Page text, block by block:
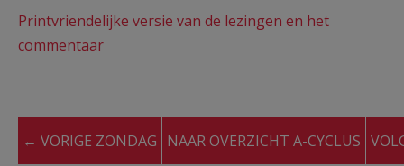
Printvriendelijke versie van de lezingen en het
commentaar
← VORIGE ZONDAG NAAR OVERZICHT A-CYCLUS